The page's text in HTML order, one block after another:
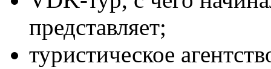
представляет;
туристическое